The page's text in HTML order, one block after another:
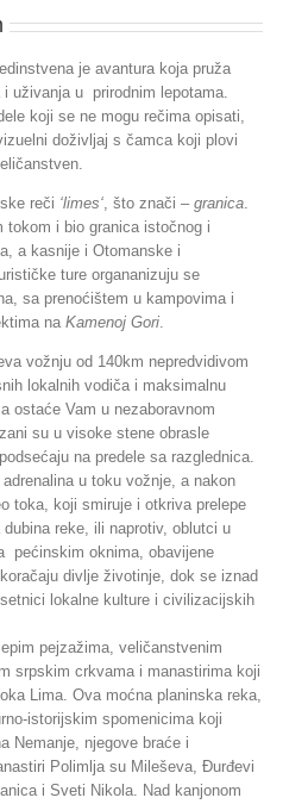
je avantura koja pruža
uživanja u prirodnim lepotama.
koji se ne mogu rečima opisati,
doživljaj s čamca koji plovi
reči ‘limes‘, što znači – granica.
tokom i bio granica istočnog i
a kasnije i Otomanske i
ture organanizuju se
sa prenoćištem u kampovima i
na Kamenoj Gori.
vožnju od 140km nepredvidivom
lokalnih vodiča i maksimalnu
ostaće Vam u nezaboravnom
su u visoke stene obrasle
na predele sa razglednica.
u toku vožnje, a nakon
toka, koji smiruje i otkriva prelepe
reke, ili naprotiv, oblutci u
pećinskim oknima, obavijene
divlje životinje, dok se iznad
lokalne kulture i civilizacijskih
pejzažima, veličanstvenim
srpskim crkvama i manastirima koji
Lima. Ova moćna planinska reka,
istorijskim spomenicima koji
Nemanje, njegove braće i
Polimlja su Mileševa, Đurđevi
i Sveti Nikola. Nad kanjonom